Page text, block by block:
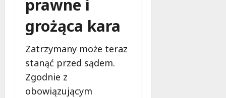
prawne i
grożąca kara
Zatrzymany może teraz
stanąć przed sądem.
Zgodnie z
obowiązującym